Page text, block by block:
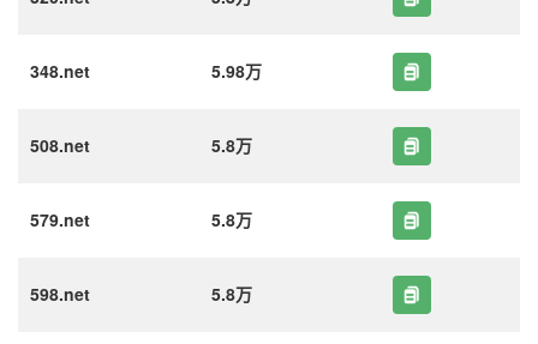
348.net 5.98万
508.net 5.8万
579.net 5.8万
598.net 5.8万